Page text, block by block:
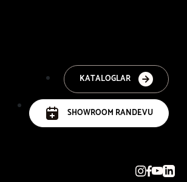
KATALOGLAR
SHOWROOM RANDEVU